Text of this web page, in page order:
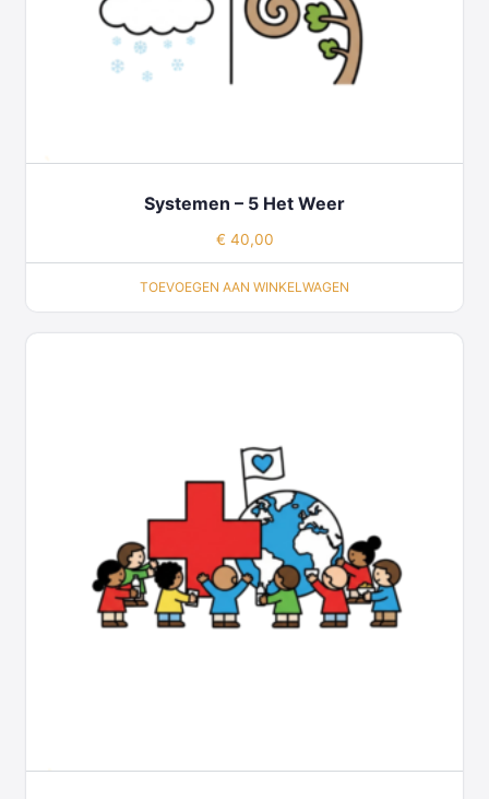
Systemen – 5 Het Weer
€ 40,00
TOEVOEGEN AAN WINKELWAGEN